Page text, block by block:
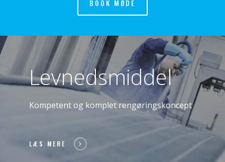
BOOK MØDE
Levnedsmiddel
Kompetent og komplet rengøringskoncept
LÆS MERE